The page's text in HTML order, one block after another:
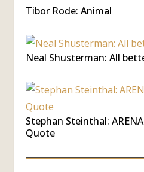
Tibor Rode: Animal
Neal Shusterman: All
Stephan Steinthal:
Quote